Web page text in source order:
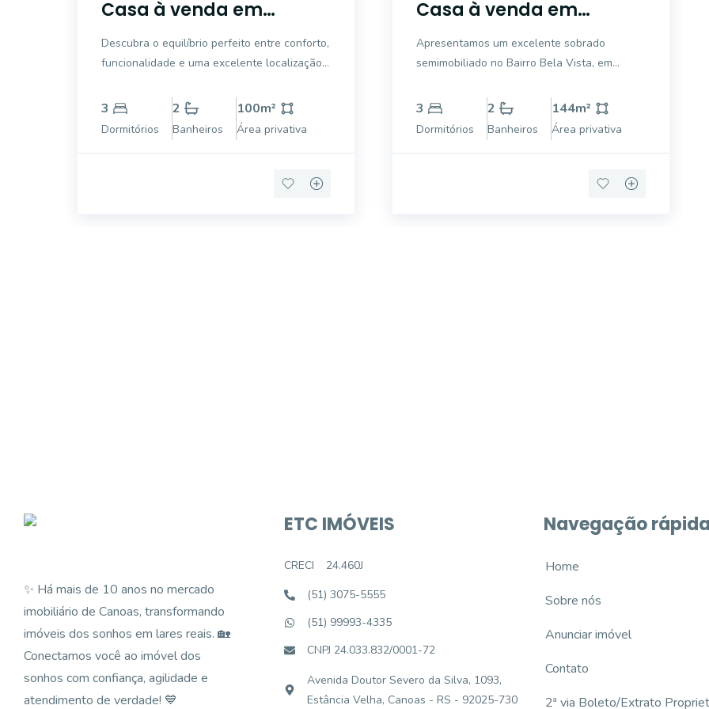
Casa à venda em
Estância Velha, Canoas
Descubra o equilíbrio perfeito entre conforto,
funcionalidade e uma excelente localização
em Canoas. Com 100m² de área privativa, o
imóvel foi projetado para oferecer ambientes
amplos, bem distribuídos e com ót
3
Dormitórios
2
Banheiros
100m²
Área privativa
Casa à venda em
Estância Velha, Canoas
Apresentamos um excelente sobrado
semimobiliado no Bairro Bela Vista, em
praticidade e uma localização privilegiada.
Com 144m² de área privativa, o imóvel foi
planejado para proporcionar ambientes
3
Dormitórios
2
Banheiros
144m²
Área privativa
✨ Há mais de 10 anos no mercado
imobiliário de Canoas, transformando
imóveis dos sonhos em lares reais. 🏡
Conectamos você ao imóvel dos
sonhos com confiança, agilidade e
atendimento de verdade! 💙
ETC IMÓVEIS
CRECI
24.460J
(51) 3075-5555
(51) 99993-4335
CNPJ 24.033.832/0001-72
Avenida Doutor Severo da Silva, 1093,
Estância Velha, Canoas - RS - 92025-730
Navegação rápida
Home
Sobre nós
Anunciar imóvel
Contato
2ª via Boleto/Extrato